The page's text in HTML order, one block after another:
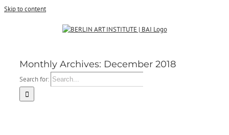
Skip to content
Monthly Archives: December 2018
Search for: